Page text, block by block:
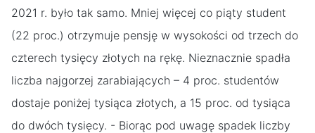
2021 r. było tak samo. Mniej więcej co piąty student
(22 proc.) otrzymuje pensję w wysokości od trzech do
czterech tysięcy złotych na rękę. Nieznacznie spadła
liczba najgorzej zarabiających – 4 proc. studentów
dostaje poniżej tysiąca złotych, a 15 proc. od tysiąca
do dwóch tysięcy. - Biorąc pod uwagę spadek liczby